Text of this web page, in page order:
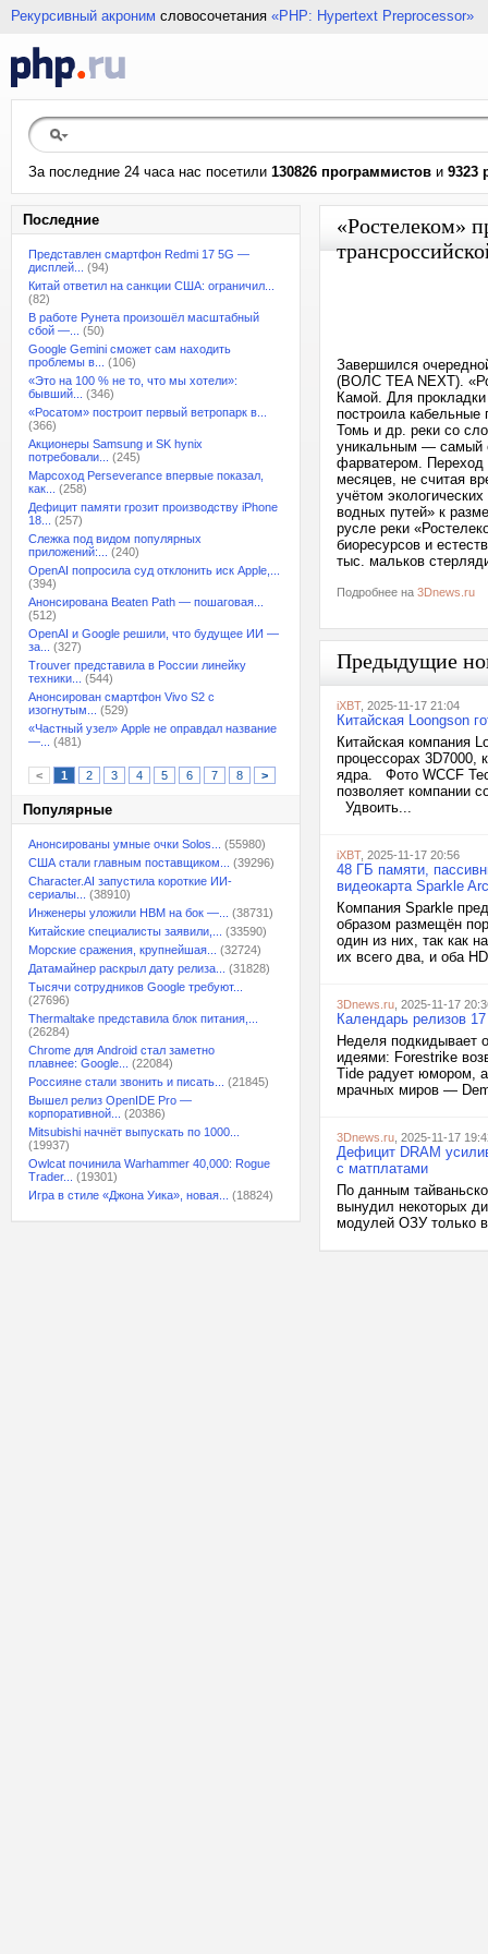
Рекурсивный акроним словосочетания «PHP: Hypertext Preprocessor»
За последние 24 часа нас посетили 130826 программистов и 9323
Последние
Представлен смартфон Redmi 17 5G —
дисплей...
(94)
Китай ответил на санкции США: ограничил...
(82)
В работе Рунета произошёл масштабный
сбой —...
(50)
Google Gemini сможет сам находить
проблемы в...
(106)
«Это на 100 % не то, что мы хотели»:
бывший...
(346)
«Росатом» построит первый ветропарк в...
(366)
Акционеры Samsung и SK hynix
потребовали...
(245)
Марсоход Perseverance впервые показал,
как...
(258)
Дефицит памяти грозит производству iPhone
18...
(257)
Слежка под видом популярных
приложений:...
(240)
OpenAI попросила суд отклонить иск Apple,...
(394)
Анонсирована Beaten Path — пошаговая...
(512)
OpenAI и Google решили, что будущее ИИ —
за...
(327)
Trouver представила в России линейку
техники...
(544)
Анонсирован смартфон Vivo S2 с
изогнутым...
(529)
«Частный узел» Apple не оправдал название
—...
(481)
< 1 2 3 4 5 6 7 8 >
Популярные
Анонсированы умные очки Solos...
(55980)
США стали главным поставщиком...
(39296)
Character.AI запустила короткие ИИ-
сериалы...
(38910)
Инженеры уложили HBM на бок —...
(38731)
Китайские специалисты заявили,...
(33590)
Морские сражения, крупнейшая...
(32724)
Датамайнер раскрыл дату релиза...
(31828)
Тысячи сотрудников Google требуют...
(27696)
Thermaltake представила блок питания,...
(26284)
Chrome для Android стал заметно
плавнее: Google...
(22084)
Россияне стали звонить и писать...
(21845)
Вышел релиз OpenIDE Pro —
корпоративной...
(20386)
Mitsubishi начнёт выпускать по 1000...
(19937)
Owlcat починила Warhammer 40,000: Rogue
Trader...
(19301)
Игра в стиле «Джона Уика», новая...
(18824)
«Ростелеком»
Завершился
(ВОЛС TEA NEXT).
Камой. Для
построила
Томь и др. реки со
уникальным — самый
фарватером. Переход
месяцев, не считая
учётом
водных путей» к
русле реки
биоресурсов и
тыс. мальков
Подробнее на 3Dnews.ru
Предыдущие
iXBT, 2025-11-17 21:04
Китайская Loongson
Китайская компания
процессорах 3D7000,
ядра. Фото WCCF
позволяет компании
Удвоить...
iXBT, 2025-11-17 20:56
48 ГБ памяти,
видеокарта Sparkle
Компания Sparkle
образом размещён
один из них, так как
их всего два, и оба
3Dnews.ru , 2025-11-17
Календарь релизов
Неделя подкидывает
идеями: Forestrike
Tide радует юмором,
мрачных миров —
3Dnews.ru , 2025-11-17
Дефицит DRAM
с матплатами
По данным
вынудил некоторых
модулей ОЗУ только